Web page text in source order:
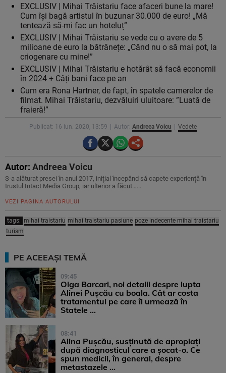
EXCLUSIV | Mihai Trăistariu face afaceri bune la mare!
Cum își bagă artistul în buzunar 30.000 de euro! „Mă
tentează să-mi fac un hoteluț”
EXCLUSIV | Mihai Trăistariu se vede cu o avere de 5
milioane de euro la bătrânețe: „Când nu o să mai pot, la
criogenare cu mine!”
EXCLUSIV | Mihai Trăistariu e hotărât să facă economii
în 2024 + Câți bani face pe an
Cum era Rona Hartner, de fapt, în spatele camerelor de
filmat. Mihai Trăistariu, dezvăluiri uluitoare: ”Luată de
fraieră!”
Publicat: 16 iun. 2020, 13:59 Autor: Andreea Voicu Vedete
Autor: Andreea Voicu
S-a alăturat presei în anul 2017, inițial începând să capete experiență în
trustul Intact Media Group, iar ulterior a făcut…...
VEZI PAGINA AUTORULUI
tags: mihai traistariu mihai traistariu pasiune poze indecente mihai traistariu
turism
PE ACEEAȘI TEMĂ
09:45
Olga Barcari, noi detalii despre lupta
Alinei Pușcău cu boala. Cât ar costa
tratamentul pe care îl urmează în
Statele ...
08:41
Alina Pușcău, susținută de apropiați
după diagnosticul care a șocat-o. Ce
spun medicii, în general, despre
metastazele ...